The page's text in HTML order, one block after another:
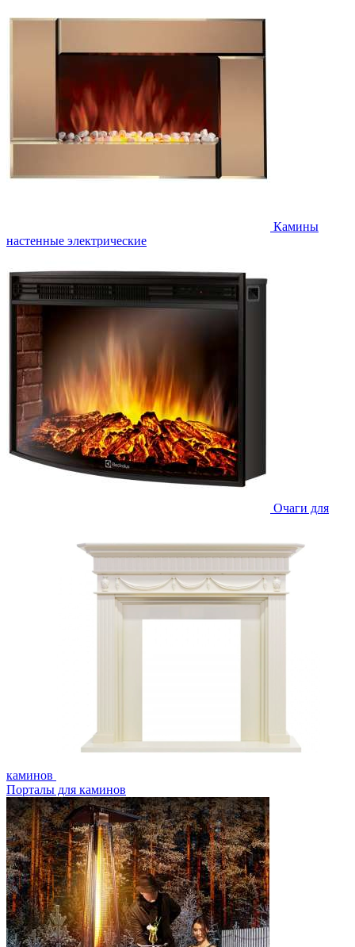
Камины
настенные электрические
Очаги для
каминов
Порталы для каминов